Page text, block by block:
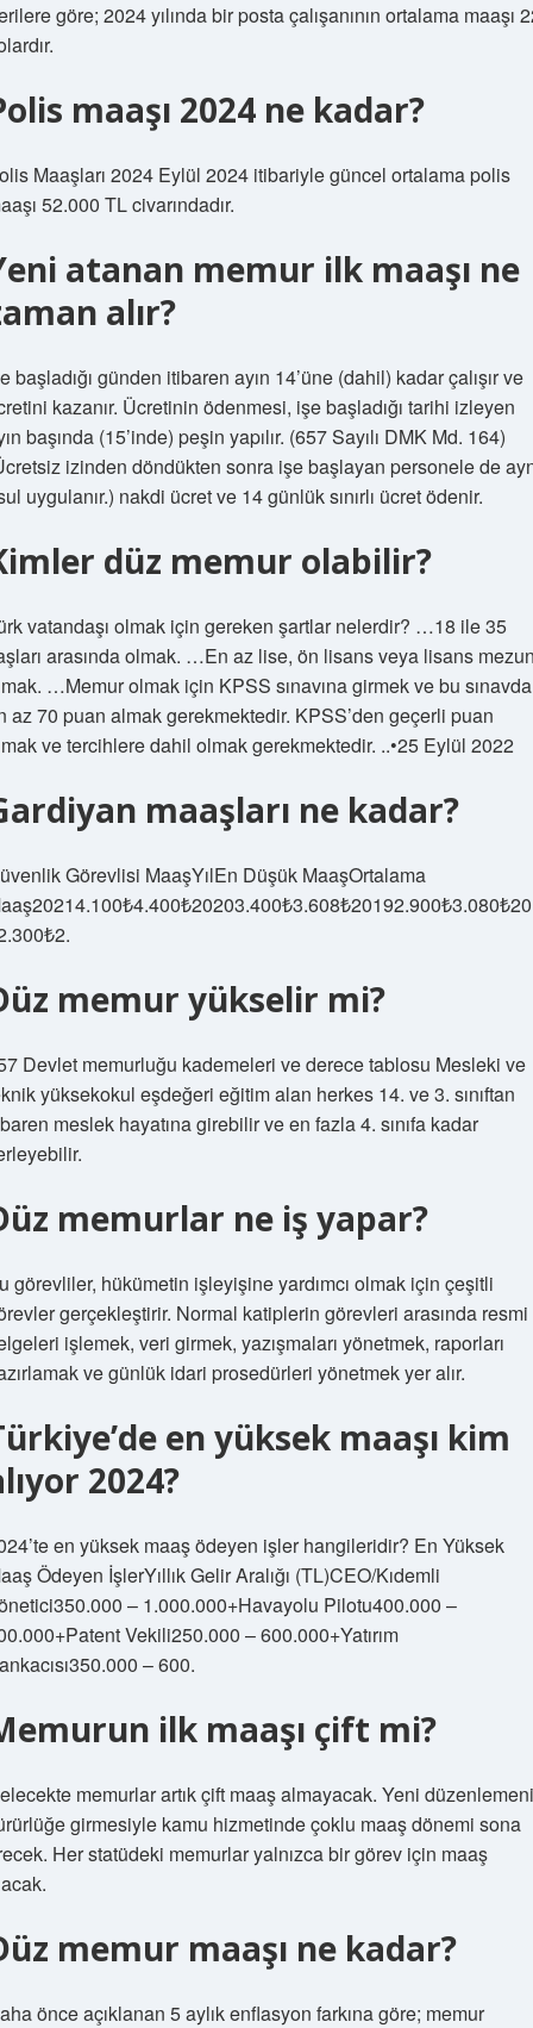
göre; 2024 yılında bir posta çalışanının ortalama maaşı
maaşı 2024 ne kadar?
Maaşları 2024 Eylül 2024 itibariyle güncel ortalama polis
52.000 TL civarındadır.
atanan memur ilk maaşı ne
alır?
başladığı günden itibaren ayın 14’üne (dahil) kadar çalışır ve
kazanır. Ücretinin ödenmesi, işe başladığı tarihi izleyen
başında (15’inde) peşin yapılır. (657 Sayılı DMK Md. 164)
izinden döndükten sonra işe başlayan personele de
uygulanır.) nakdi ücret ve 14 günlük sınırlı ücret ödenir.
düz memur olabilir?
vatandaşı olmak için gereken şartlar nelerdir? …18 ile 35
arasında olmak. …En az lise, ön lisans veya lisans
…Memur olmak için KPSS sınavına girmek ve bu
az 70 puan almak gerekmektedir. KPSS’den geçerli puan
ve tercihlere dahil olmak gerekmektedir. ..•25 Eylül 2022
maaşları ne kadar?
Görevlisi MaaşYılEn Düşük MaaşOrtalama
memur yükselir mi?
Devlet memurluğu kademeleri ve derece tablosu Mesleki ve
yüksekokul eşdeğeri eğitim alan herkes 14. ve 3. sınıftan
meslek hayatına girebilir ve en fazla 4. sınıfa kadar
memurlar ne iş yapar?
görevliler, hükümetin işleyişine yardımcı olmak için çeşitli
gerçekleştirir. Normal katiplerin görevleri arasında resmi
işlemek, veri girmek, yazışmaları yönetmek, raporları
ve günlük idari prosedürleri yönetmek yer alır.
en yüksek maaşı kim
2024?
en yüksek maaş ödeyen işler hangileridir? En Yüksek
Ödeyen İşlerYıllık Gelir Aralığı (TL)CEO/Kıdemli
– 1.000.000+Havayolu Pilotu400.000 –
Vekili250.000 – 600.000+Yatırım
– 600.
ilk maaşı çift mi?
memurlar artık çift maaş almayacak. Yeni
girmesiyle kamu hizmetinde çoklu maaş dönemi sona
Her statüdeki memurlar yalnızca bir görev için maaş
memur maaşı ne kadar?
önce açıklanan 5 aylık enflasyon farkına göre; memur